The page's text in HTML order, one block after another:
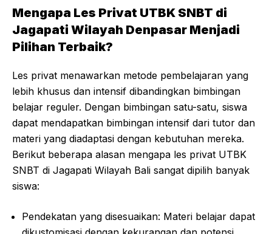
Mengapa Les Privat UTBK SNBT di
Jagapati Wilayah Denpasar Menjadi
Pilihan Terbaik?
Les privat menawarkan metode pembelajaran yang
lebih khusus dan intensif dibandingkan bimbingan
belajar reguler. Dengan bimbingan satu-satu, siswa
dapat mendapatkan bimbingan intensif dari tutor dan
materi yang diadaptasi dengan kebutuhan mereka.
Berikut beberapa alasan mengapa les privat UTBK
SNBT di Jagapati Wilayah Bali sangat dipilih banyak
siswa:
Pendekatan yang disesuaikan: Materi belajar dapat